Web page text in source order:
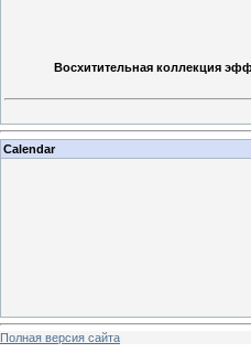
Восхитительная коллекция
Calendar
Полная версия сайта